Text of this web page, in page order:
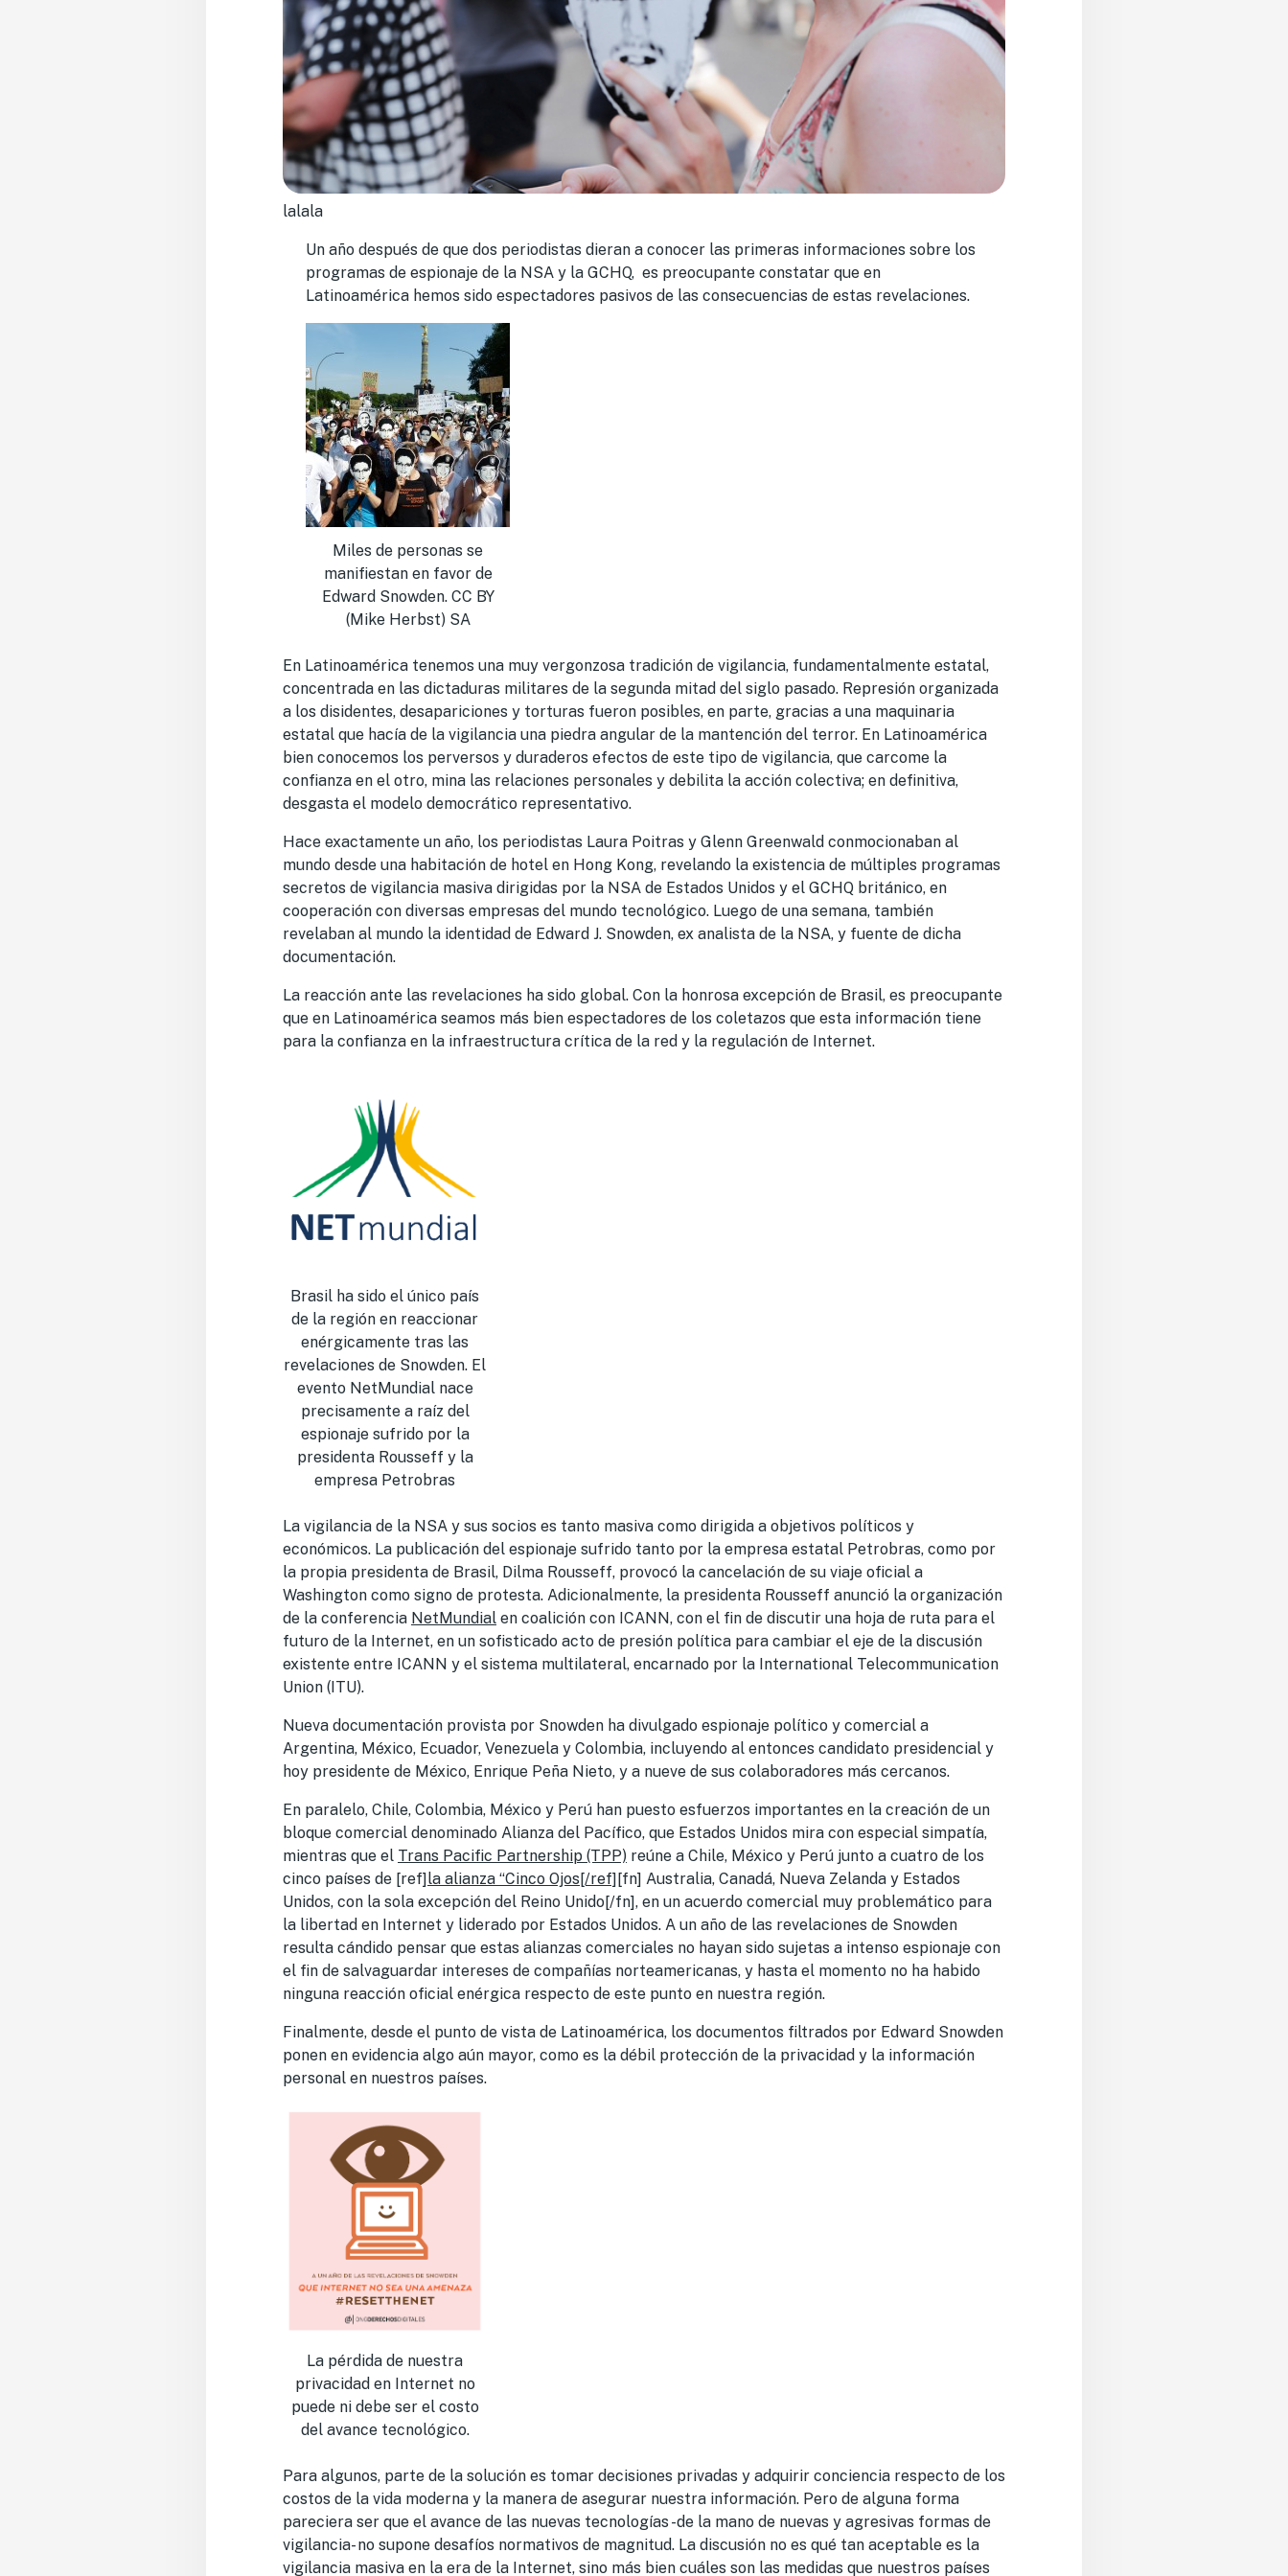
lalala
Un año después de que dos periodistas dieran a conocer las primeras informaciones sobre los
programas de espionaje de la NSA y la GCHQ, es preocupante constatar que en
Latinoamérica hemos sido espectadores pasivos de las consecuencias de estas revelaciones.
Miles de personas se
manifiestan en favor de
Edward Snowden. CC BY
(Mike Herbst) SA
En Latinoamérica tenemos una muy vergonzosa tradición de vigilancia, fundamentalmente estatal,
concentrada en las dictaduras militares de la segunda mitad del siglo pasado. Represión organizada
a los disidentes, desapariciones y torturas fueron posibles, en parte, gracias a una maquinaria
estatal que hacía de la vigilancia una piedra angular de la mantención del terror. En Latinoamérica
bien conocemos los perversos y duraderos efectos de este tipo de vigilancia, que carcome la
confianza en el otro, mina las relaciones personales y debilita la acción colectiva; en definitiva,
desgasta el modelo democrático representativo.
Hace exactamente un año, los periodistas Laura Poitras y Glenn Greenwald conmocionaban al
mundo desde una habitación de hotel en Hong Kong, revelando la existencia de múltiples programas
secretos de vigilancia masiva dirigidas por la NSA de Estados Unidos y el GCHQ británico, en
cooperación con diversas empresas del mundo tecnológico. Luego de una semana, también
revelaban al mundo la identidad de Edward J. Snowden, ex analista de la NSA, y fuente de dicha
documentación.
La reacción ante las revelaciones ha sido global. Con la honrosa excepción de Brasil, es preocupante
que en Latinoamérica seamos más bien espectadores de los coletazos que esta información tiene
para la confianza en la infraestructura crítica de la red y la regulación de Internet.
Brasil ha sido el único país
de la región en reaccionar
enérgicamente tras las
revelaciones de Snowden. El
evento NetMundial nace
precisamente a raíz del
espionaje sufrido por la
presidenta Rousseff y la
empresa Petrobras
La vigilancia de la NSA y sus socios es tanto masiva como dirigida a objetivos políticos y
económicos. La publicación del espionaje sufrido tanto por la empresa estatal Petrobras, como por
la propia presidenta de Brasil, Dilma Rousseff, provocó la cancelación de su viaje oficial a
Washington como signo de protesta. Adicionalmente, la presidenta Rousseff anunció la organización
de la conferencia NetMundial en coalición con ICANN, con el fin de discutir una hoja de ruta para el
futuro de la Internet, en un sofisticado acto de presión política para cambiar el eje de la discusión
existente entre ICANN y el sistema multilateral, encarnado por la International Telecommunication
Union (ITU).
Nueva documentación provista por Snowden ha divulgado espionaje político y comercial a
Argentina, México, Ecuador, Venezuela y Colombia, incluyendo al entonces candidato presidencial y
hoy presidente de México, Enrique Peña Nieto, y a nueve de sus colaboradores más cercanos.
En paralelo, Chile, Colombia, México y Perú han puesto esfuerzos importantes en la creación de un
bloque comercial denominado Alianza del Pacífico, que Estados Unidos mira con especial simpatía,
mientras que el Trans Pacific Partnership (TPP) reúne a Chile, México y Perú junto a cuatro de los
cinco países de [ref]la alianza “Cinco Ojos[/ref][fn] Australia, Canadá, Nueva Zelanda y Estados
Unidos, con la sola excepción del Reino Unido[/fn], en un acuerdo comercial muy problemático para
la libertad en Internet y liderado por Estados Unidos. A un año de las revelaciones de Snowden
resulta cándido pensar que estas alianzas comerciales no hayan sido sujetas a intenso espionaje con
el fin de salvaguardar intereses de compañías norteamericanas, y hasta el momento no ha habido
ninguna reacción oficial enérgica respecto de este punto en nuestra región.
Finalmente, desde el punto de vista de Latinoamérica, los documentos filtrados por Edward Snowden
ponen en evidencia algo aún mayor, como es la débil protección de la privacidad y la información
personal en nuestros países.
La pérdida de nuestra
privacidad en Internet no
puede ni debe ser el costo
del avance tecnológico.
Para algunos, parte de la solución es tomar decisiones privadas y adquirir conciencia respecto de los
costos de la vida moderna y la manera de asegurar nuestra información. Pero de alguna forma
pareciera ser que el avance de las nuevas tecnologías -de la mano de nuevas y agresivas formas de
vigilancia- no supone desafíos normativos de magnitud. La discusión no es qué tan aceptable es la
vigilancia masiva en la era de la Internet, sino más bien cuáles son las medidas que nuestros países